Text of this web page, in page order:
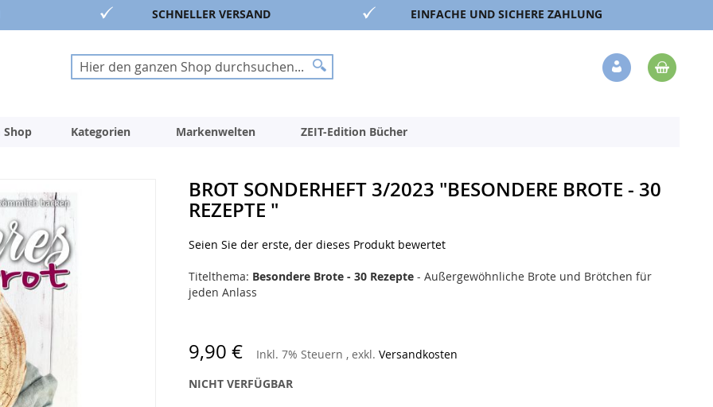
SCHNELLER VERSAND EINFACHE UND SICHERE ZAHLUNG
Suche
Suche
Veränderung
Shop Kategorien Markenwelten ZEIT-Edition Bücher
BROT SONDERHEFT 3/2023 "BESONDERE BROTE - 30
REZEPTE "
Seien Sie der erste, der dieses Produkt bewertet
Titelthema: Besondere Brote - 30 Rezepte- Außergewöhnliche Brote und Brötchen für
jeden Anlass
9,90 € Inkl. 7% Steuern , exkl. Versandkosten
NICHT VERFÜGBAR